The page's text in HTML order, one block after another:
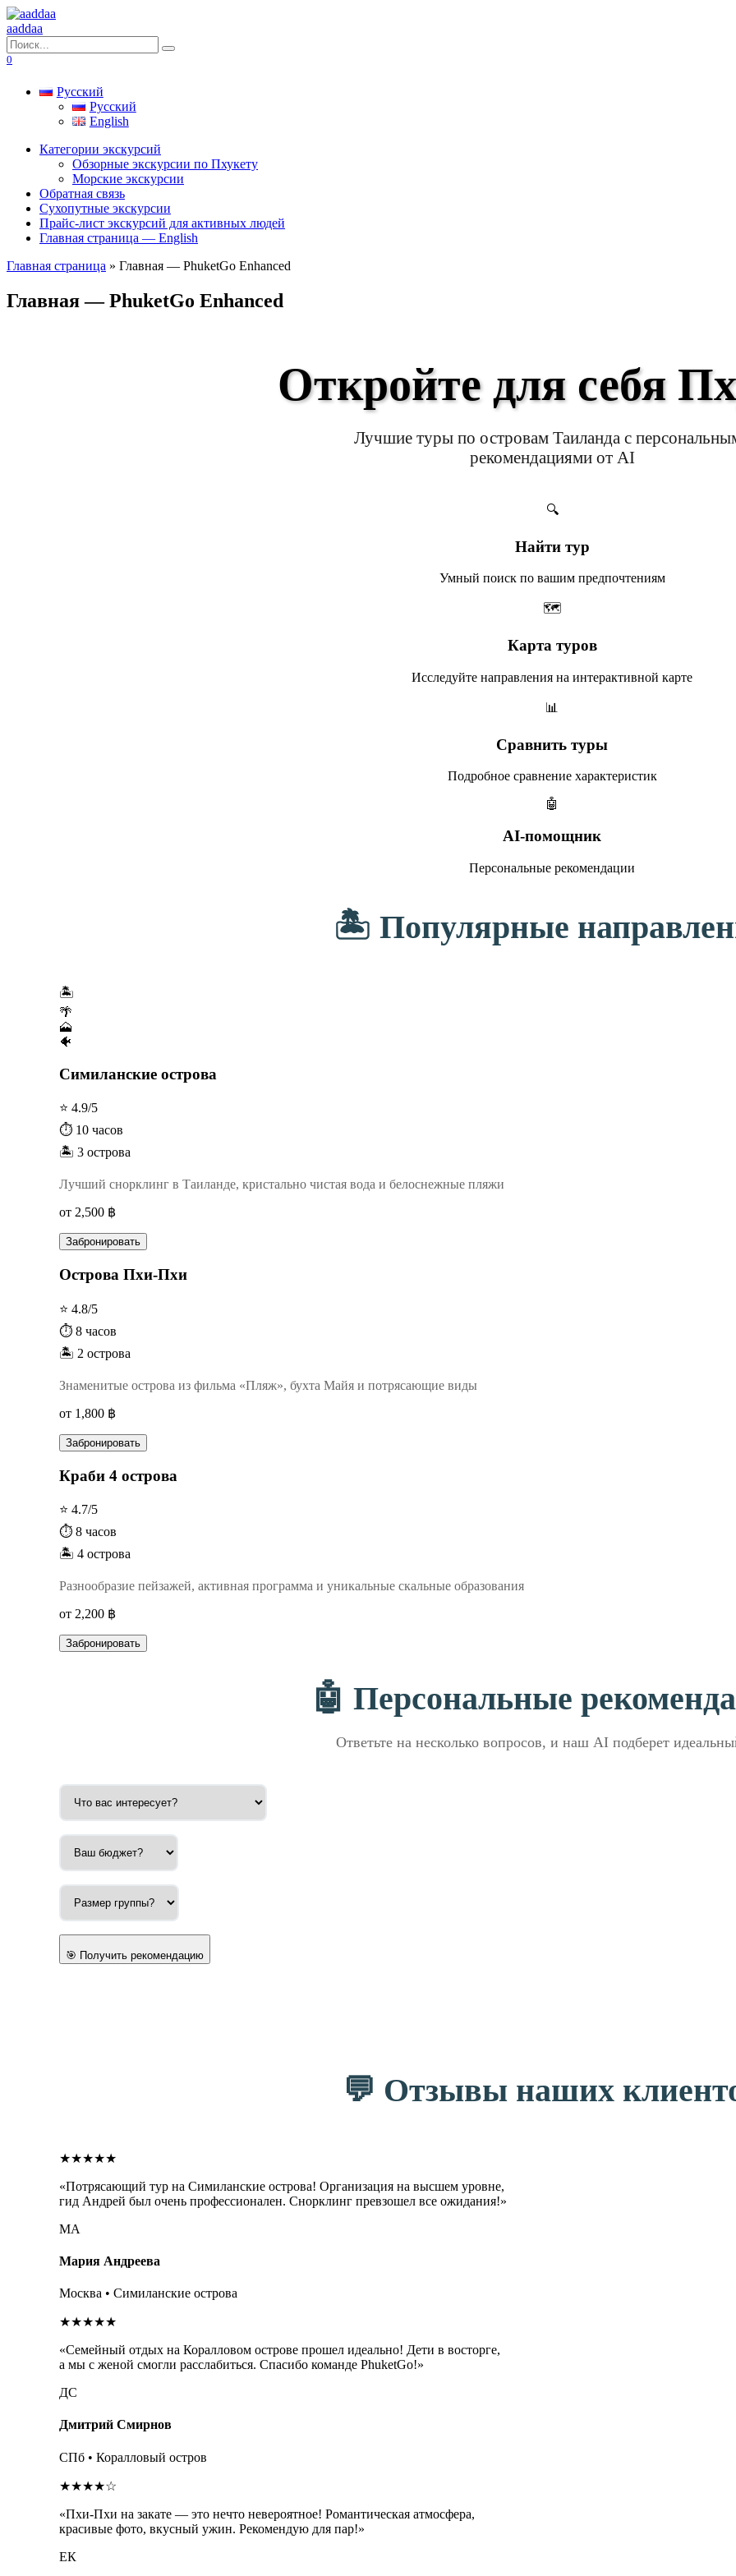
Перейти
к
содержанию
aaddaa
Search
for:
0
Русский
Русский
English
Категории экскурсий
Обзорные экскурсии по Пхукету
Морские экскурсии
Обратная связь
Сухопутные экскурсии
Прайс-лист экскурсий для активных людей
Главная страница — English
Главная страница » Главная — PhuketGo Enhanced
Главная — PhuketGo Enhanced
Откройте для себя
Лучшие туры по островам Таиланда с
рекомендациями от AI
🔍
Найти тур
Умный поиск по вашим предпочтениям
🗺️
Карта туров
Исследуйте направления на интерактивной карте
📊
Сравнить туры
Подробное сравнение характеристик
🤖
AI-помощник
Персональные рекомендации
🏝️ Популярные
🏝️
🌴
🗻
🐠
Симиланские острова
⭐ 4.9/5
⏱️ 10 часов
🏝️ 3 острова
Лучший снорклинг в Таиланде, кристально чистая вода и белоснежные пляжи
от 2,500 ฿
Забронировать
Острова Пхи-Пхи
⭐ 4.8/5
⏱️ 8 часов
🏝️ 2 острова
Знаменитые острова из фильма «Пляж», бухта Майя и потрясающие виды
от 1,800 ฿
Забронировать
Краби 4 острова
⭐ 4.7/5
⏱️ 8 часов
🏝️ 4 острова
Разнообразие пейзажей, активная программа и уникальные скальные образования
от 2,200 ฿
Забронировать
🤖 Персональные
Ответьте на несколько вопросов, и наш AI подберет
🎯 Получить рекомендацию
💬 Отзывы наших
★★★★★
«Потрясающий тур на Симиланские острова! Организация на высшем уровне,
гид Андрей был очень профессионален. Снорклинг превзошел все ожидания!»
МА
Мария Андреева
Москва • Симиланские острова
★★★★★
«Семейный отдых на Коралловом острове прошел идеально! Дети в восторге,
а мы с женой смогли расслабиться. Спасибо команде PhuketGo!»
ДС
Дмитрий Смирнов
СПб • Коралловый остров
★★★★☆
«Пхи-Пхи на закате — это нечто невероятное! Романтическая атмосфера,
красивые фото, вкусный ужин. Рекомендую для пар!»
ЕК